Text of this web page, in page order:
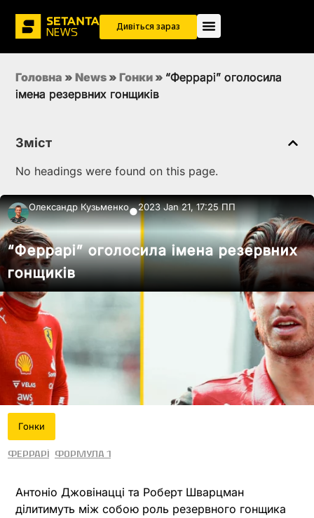
Дивіться зараз
Головна » News » Гонки » “Феррарі” оголосила
імена резервних гонщиків
Зміст
No headings were found on this page.
Олександр Кузьменко●2023 Jan 21, 17:25 ПП
“Феррарі” оголосила імена резервних
гонщиків
Гонки
Феррарі Формула 1
Антоніо Джовінацці та Роберт Шварцман
ділитимуть між собою роль резервного гонщика